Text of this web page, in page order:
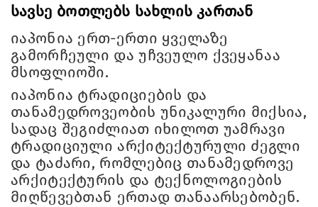
სავსე ბოთლებს სახლის კართან
იაპონია ერთ-ერთი ყველაზე
გამორჩეული და უჩვეულო ქვეყანაა
მსოფლიოში.
იაპონია ტრადიციების და
თანამედროვეობის უნიკალური მიქსია,
სადაც შეგიძლიათ იხილოთ უამრავი
ტრადიციული არქიტექტურული ძეგლი
და ტაძარი, რომლებიც თანამედროვე
არქიტექტურის და ტექნოლოგიების
მიღწევებთან ერთად თანაარსებობენ.